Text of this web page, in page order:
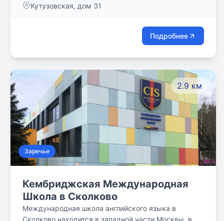
Кутузовская, дом 31
Подробнее
2.9 км
Заречье
Кембриджская Международная
Школа в Сколково
Международная школа английского языка в
Сколково находится в западной части Москвы, в